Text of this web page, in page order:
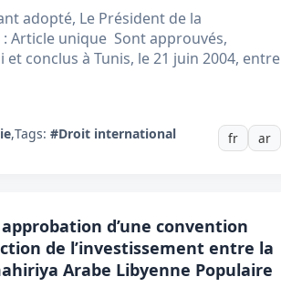
adopté, Le Président de la
Article unique Sont approuvés,
conclus à Tunis, le 21 juin 2004, entre
,Tags: #Droit international fr ar
d’une convention
de l’investissement entre la
Arabe Libyenne Populaire